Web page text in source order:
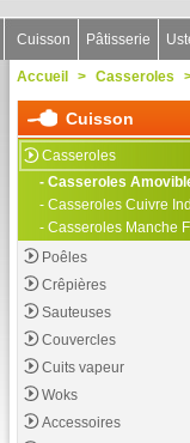
Cuisson Pâtisserie
Accueil > Casseroles
Cuisson
Casseroles
- Casseroles
- Casseroles Cuivre
- Casseroles Manche
Poêles
Crêpières
Sauteuses
Couvercles
Cuits vapeur
Woks
Accessoires